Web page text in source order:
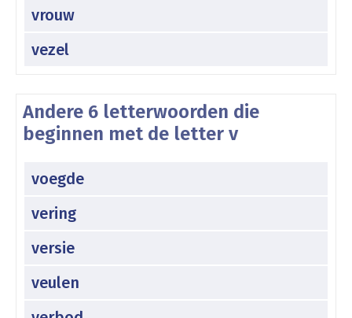
vrouw
vezel
Andere 6 letterwoorden die
beginnen met de letter v
voegde
vering
versie
veulen